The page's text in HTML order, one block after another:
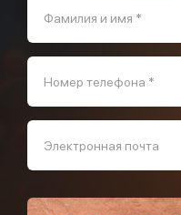
Фамилия и имя *
Номер телефона *
Электронная почта